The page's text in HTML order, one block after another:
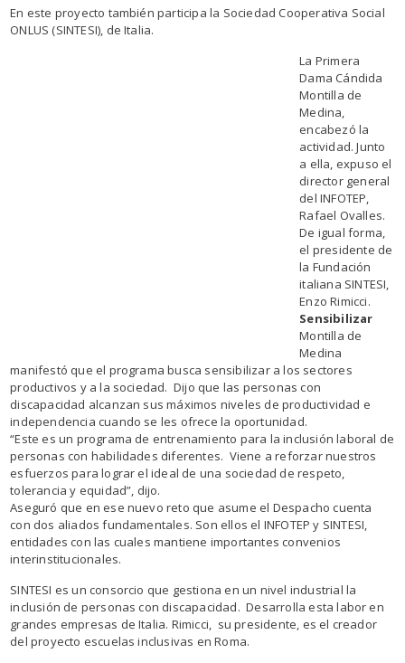
En este proyecto también participa la Sociedad Cooperativa Social
ONLUS (SINTESI), de Italia.
La Primera
Dama Cándida
Montilla de
Medina,
encabezó la
actividad. Junto
a ella, expuso el
director general
del INFOTEP,
Rafael Ovalles.
De igual forma,
el presidente de
la Fundación
italiana SINTESI,
Enzo Rimicci.
Sensibilizar
Montilla de
Medina
manifestó que el programa busca sensibilizar a los sectores
productivos y a la sociedad. Dijo que las personas con
discapacidad alcanzan sus máximos niveles de productividad e
independencia cuando se les ofrece la oportunidad.
“Este es un programa de entrenamiento para la inclusión laboral de
personas con habilidades diferentes. Viene a reforzar nuestros
esfuerzos para lograr el ideal de una sociedad de respeto,
tolerancia y equidad”, dijo.
Aseguró que en ese nuevo reto que asume el Despacho cuenta
con dos aliados fundamentales. Son ellos el INFOTEP y SINTESI,
entidades con las cuales mantiene importantes convenios
interinstitucionales.
SINTESI es un consorcio que gestiona en un nivel industrial la
inclusión de personas con discapacidad. Desarrolla esta labor en
grandes empresas de Italia. Rimicci, su presidente, es el creador
del proyecto escuelas inclusivas en Roma.